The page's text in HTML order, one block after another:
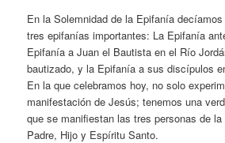
En la Solemnidad de la Epifanía
tres epifanías importantes: La Epifanía
Epifanía a Juan el Bautista en el Río
bautizado, y la Epifanía a sus discípulos
En la que celebramos hoy, no solo
manifestación de Jesús; tenemos una
que se manifiestan las tres personas de
Padre, Hijo y Espíritu Santo.